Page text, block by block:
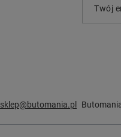
Twój
sklep@butomania.pl